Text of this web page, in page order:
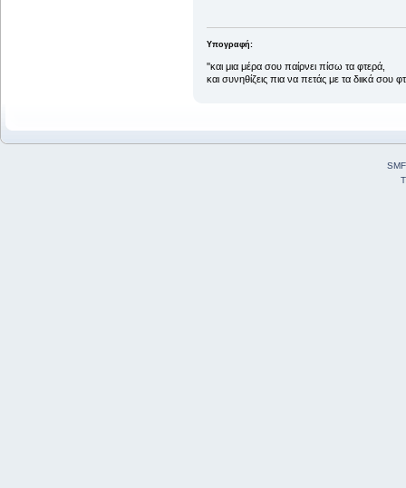
Υπογραφή:
''και μια μέρα σου παίρνει πίσω τα φτερά,
και συνηθίζεις πια να πετάς με τα διικά σου